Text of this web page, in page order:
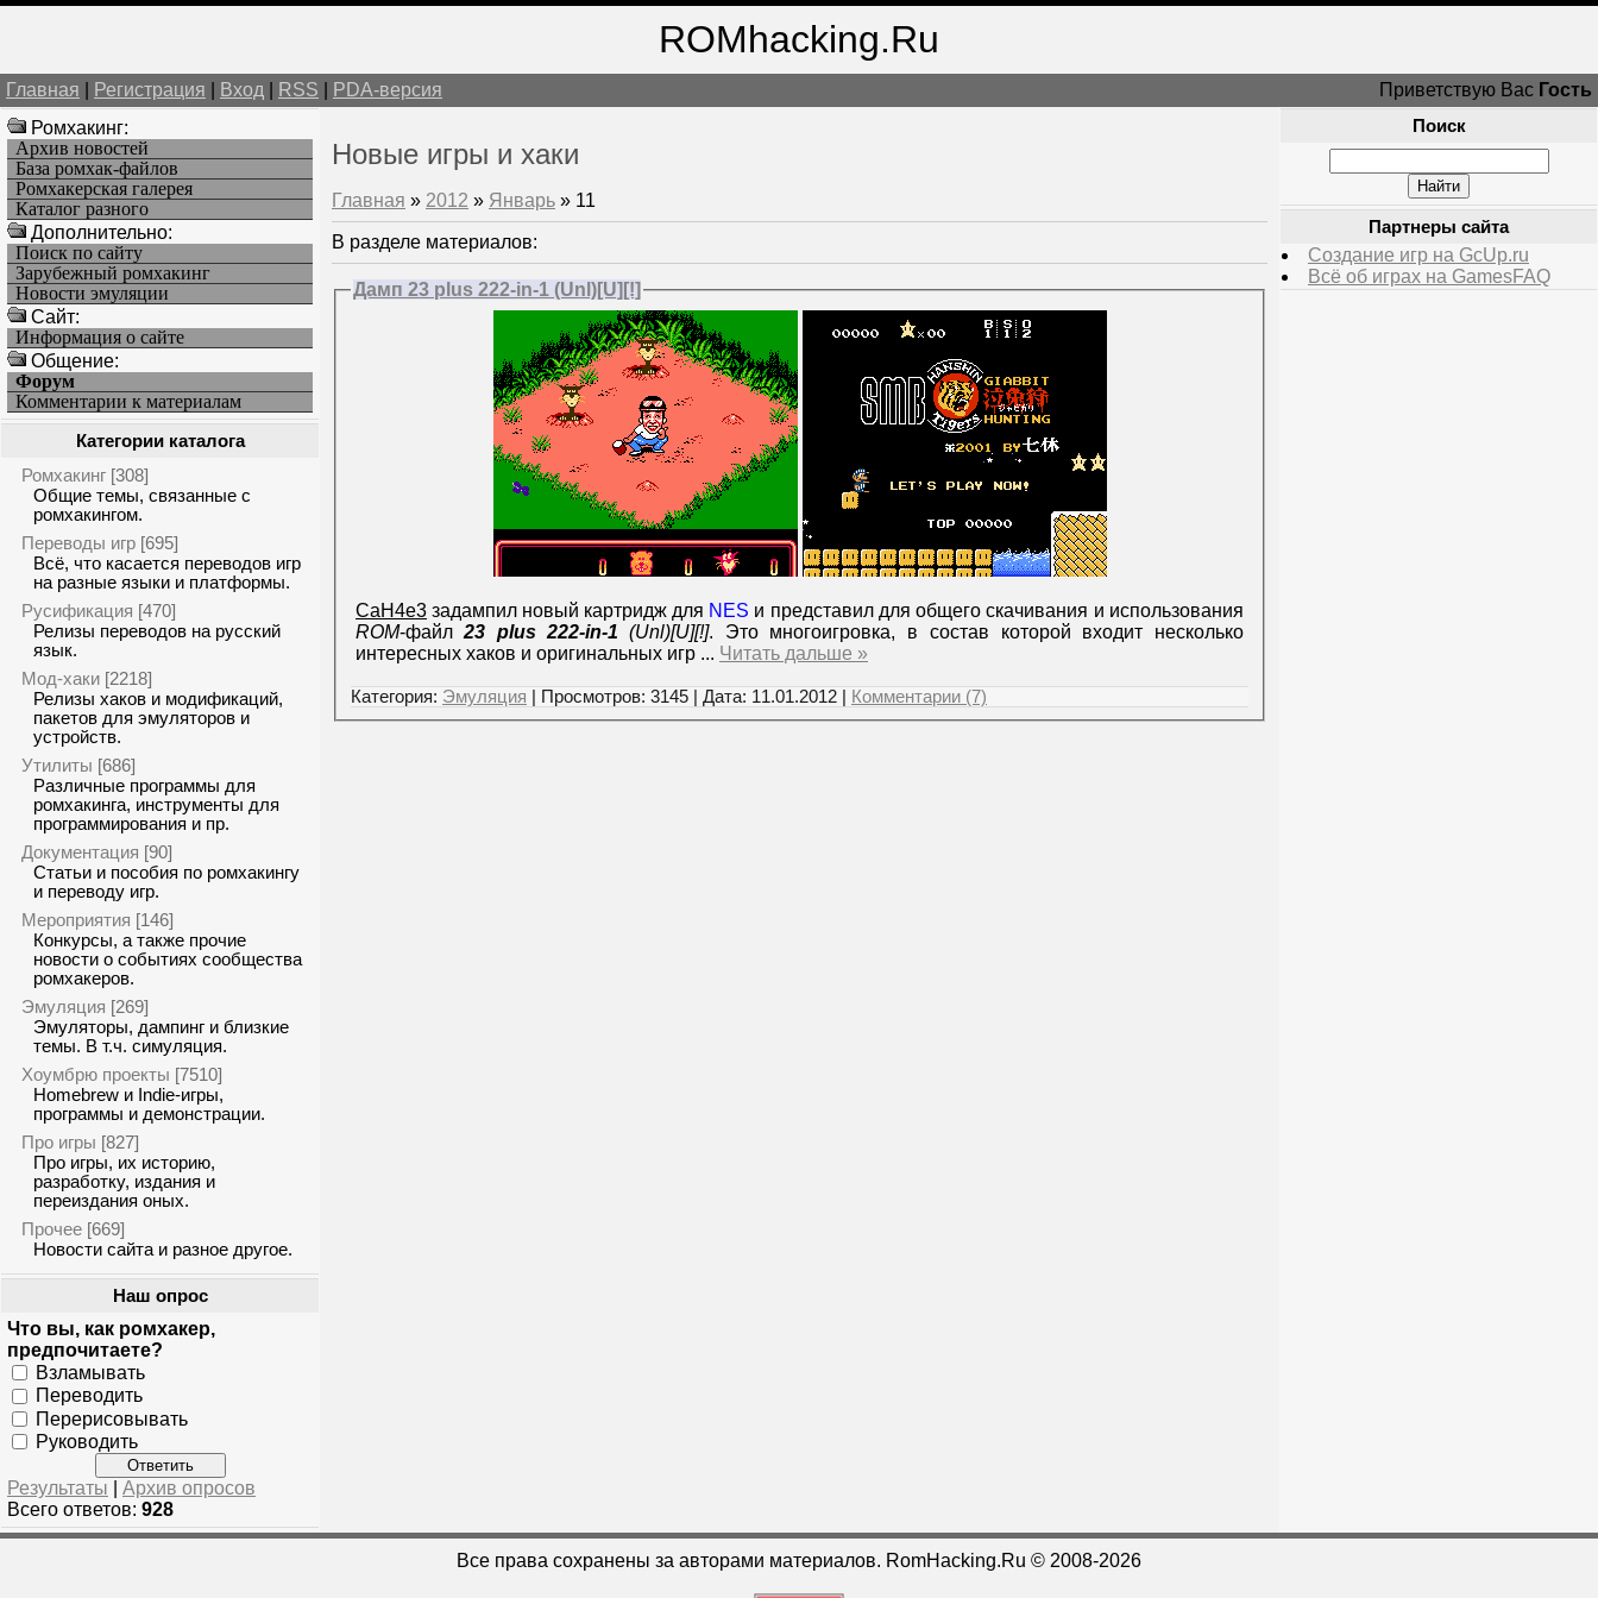
ROMhacking.Ru
Главная Регистрация Вход RSS PDA-версия Приветствую Вас Гость
Ромхакинг:
Архив новостей
База ромхак-файлов
Ромхакерская галерея
Каталог разного
Дополнительно:
Поиск по сайту
Зарубежный ромхакинг
Новости эмуляции
Cайт:
Информация о сайте
Общение:
Форум
Комментарии к материалам
Категории каталога
Ромхакинг [308]
Общие темы, связанные с
ромхакингом.
Переводы игр [695]
Всё, что касается переводов игр
на разные языки и платформы.
Русификация [470]
Релизы переводов на русский
язык.
Мод-хаки [2218]
Релизы хаков и модификаций,
пакетов для эмуляторов и
устройств.
Утилиты [686]
Различные программы для
ромхакинга, инструменты для
программирования и пр.
Документация [90]
Статьи и пособия по ромхакингу
и переводу игр.
Мероприятия [146]
Конкурсы, а также прочие
новости о событиях сообщества
ромхакеров.
Эмуляция [269]
Эмуляторы, дампинг и близкие
темы. В т.ч. симуляция.
Хоумбрю проекты [7510]
Homebrew и Indie-игры,
программы и демонстрации.
Про игры [827]
Про игры, их историю,
разработку, издания и
переиздания оных.
Прочее [669]
Новости сайта и разное другое.
Наш опрос
Что вы, как ромхакер,
предпочитаете?
Взламывать
Переводить
Перерисовывать
Руководить
Результаты
Архив опросов
Всего ответов: 928
Новые игры и хаки
Главная » 2012 » Январь » 11
В разделе материалов:
Дамп 23 plus 222-in-1 (Unl)[U][!]
CaH4e3 задампил новый картридж для NES и представил для общего скачивания и использования
ROM-файл 23 plus 222-in-1 (Unl)[U][!]. Это многоигровка, в состав которой входит несколько
интересных хаков и оригинальных игр ... Читать дальше »
Категория: Эмуляция | Просмотров: 3145 | Дата: 11.01.2012 Комментарии (7)
Поиск
Партнеры сайта
Создание игр на GcUp.ru
Всё об играх на GamesFAQ
Все права сохранены за авторами материалов. RomHacking.Ru © 2008-2026